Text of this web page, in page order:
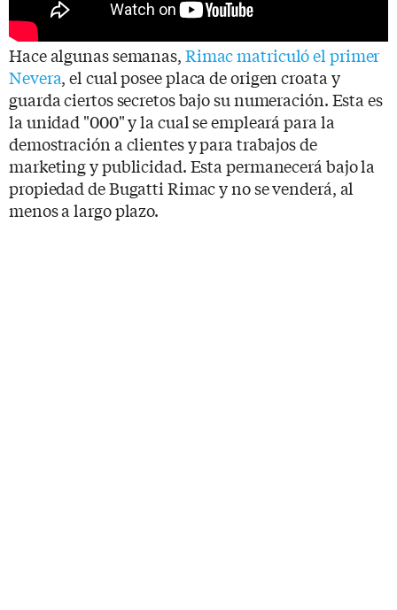
Hace algunas semanas,Rimac matriculó el primer
Nevera, el cual posee placa de origen croata y
guarda ciertos secretos bajo su numeración. Esta es
la unidad "000" y la cual se empleará para la
demostración a clientes y para trabajos de
marketing y publicidad. Esta permanecerá bajo la
propiedad de Bugatti Rimac y no se venderá, al
menos a largo plazo.